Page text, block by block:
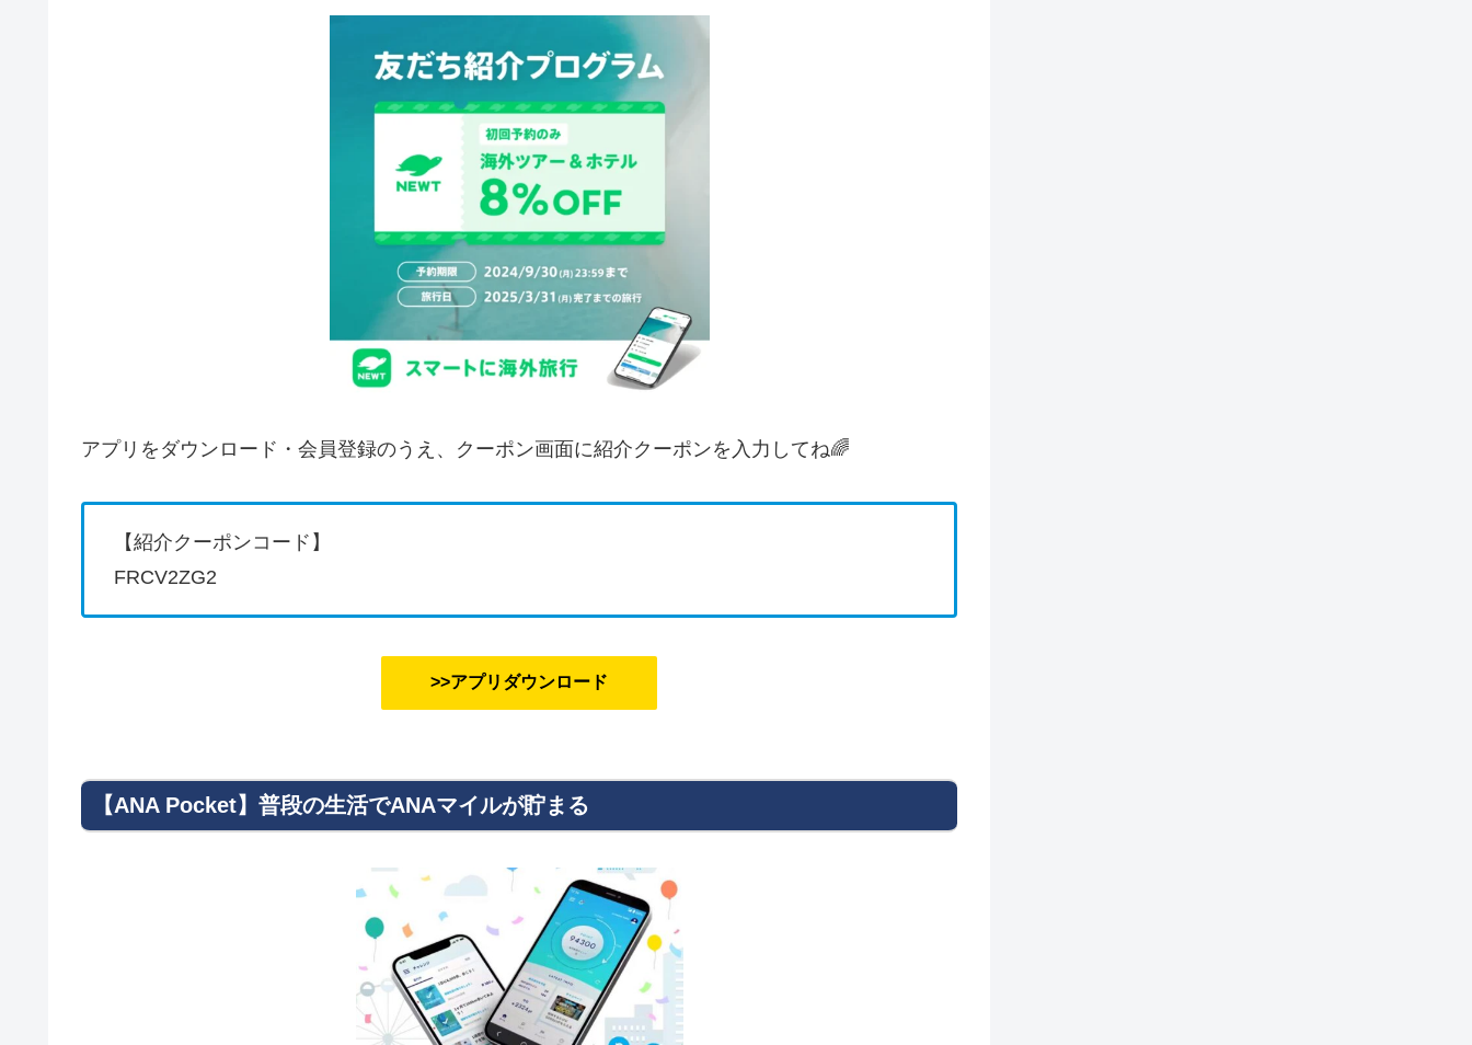
アプリをダウンロード・会員登録のうえ、クーポン画面に紹介クーポンを入力してね🌈
【紹介クーポンコード】
FRCV2ZG2
>>アプリダウンロード
【ANA Pocket】普段の生活でANAマイルが貯まる